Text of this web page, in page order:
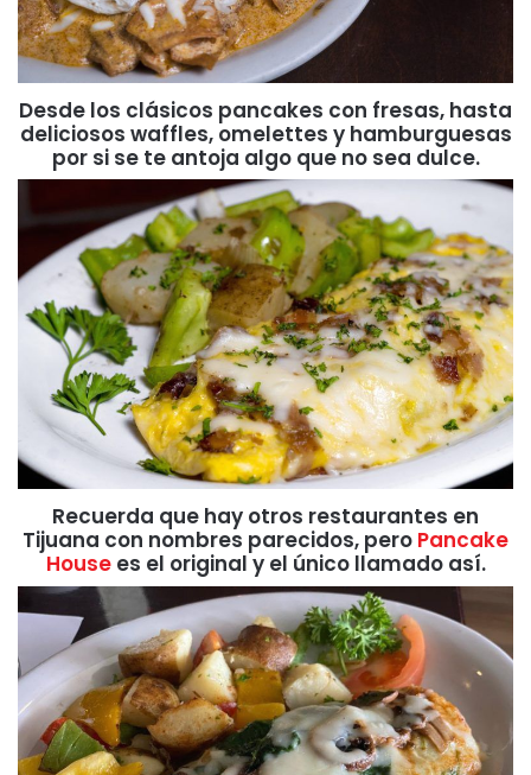
Desde los clásicos pancakes con fresas, hasta
deliciosos waffles, omelettes y hamburguesas
por si se te antoja algo que no sea dulce.
Recuerda que hay otros restaurantes en
Tijuana con nombres parecidos, pero Pancake
House es el original y el único llamado así.